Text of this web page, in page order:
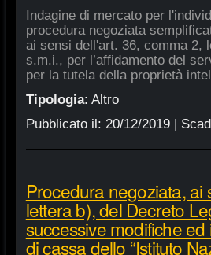
Indagine di mercato per
procedura negoziata
ai sensi dell'art. 36, comma 2,
s.m.i., per l’affidamento del
per la tutela della proprietà
Tipologia: Altro
Pubblicato il: 20/12/2019|
Procedura negoziata, ai
lettera b), del Decreto
successive modifiche
di cassa dello “Istituto